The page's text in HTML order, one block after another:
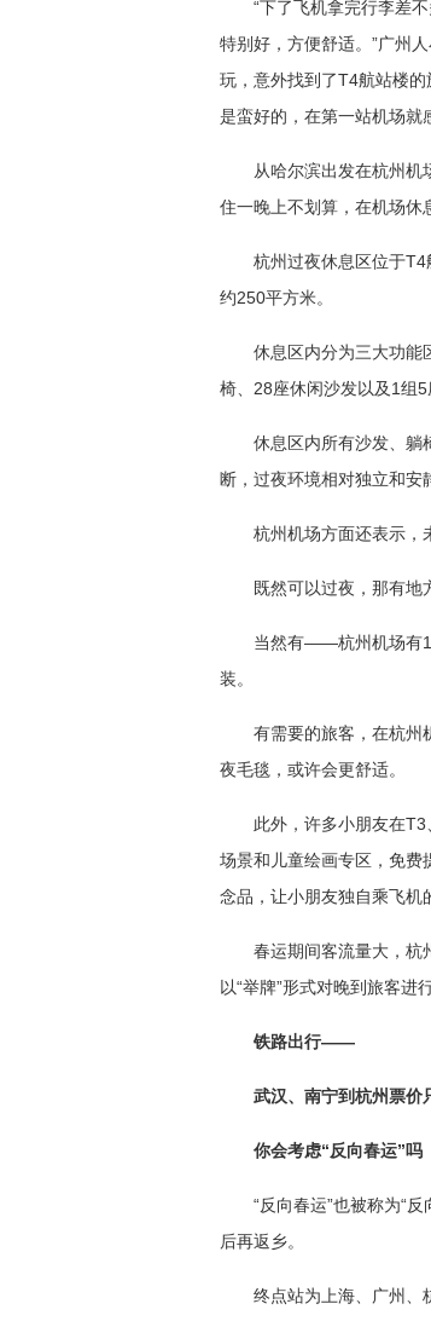
“下了飞机拿完行李差
特别好，方便舒适。”广州
玩，意外找到了T4航站楼
是蛮好的，在第一站机场就
从哈尔滨出发在杭州
住一晚上不划算，在机场休
杭州过夜休息区位于
约250平方米。
休息区内分为三大功能
椅、28座休闲沙发以及1组
休息区内所有沙发、躺
断，过夜环境相对独立和安
杭州机场方面还表示，
既然可以过夜，那有地
当然有——杭州机场有
装。
有需要的旅客，在杭州
夜毛毯，或许会更舒适。
此外，许多小朋友在
场景和儿童绘画专区，免费
念品，让小朋友独自乘飞机
春运期间客流量大，杭
以“举牌”形式对晚到旅客进
铁路出行——
武汉、南宁到杭州票价
你会考虑“反向春运”吗
“反向春运”也被称为“
后再返乡。
终点站为上海、广州、